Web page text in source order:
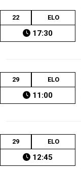
22 ELO
17:30
29 ELO
11:00
29 ELO
12:45